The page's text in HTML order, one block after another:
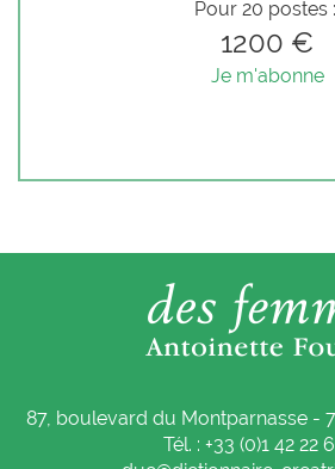
Pour 20 postes :
1200 €
Je m'abonne
87, boulevard du Montparnasse -
Tél. : +33 (0)1 42 22